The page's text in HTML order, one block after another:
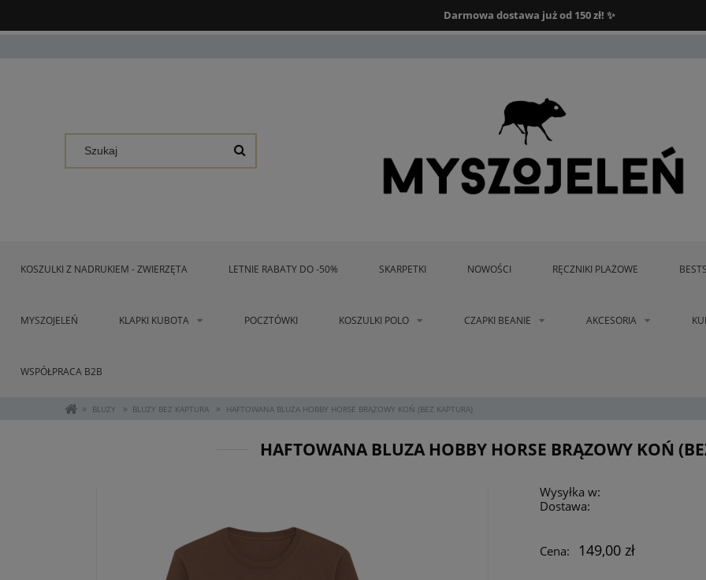
Darmowa dostawa od 150 zł.
Darmowa dostawa już od 150 zł! ✨
KOSZULKI Z NADRUKIEM - ZWIERZĘTA LETNIE RABATY DO -50% SKARPETKI NOWOŚCI RĘCZNIKI PLAŻOWE
MYSZOJELEŃ KLAPKI KUBOTA POCZTÓWKI KOSZULKI POLO CZAPKI BEANIE AKCESORIA
WSPÓŁPRACA B2B
» BLUZY » BLUZY BEZ KAPTURA » HAFTOWANA BLUZA HOBBY HORSE BRĄZOWY KOŃ (BEZ KAPTURA)
HAFTOWANA BLUZA HOBBY HORSE BRĄZOWY KOŃ
Wysyłka w:
Dostawa:
Cena:
149,00 zł